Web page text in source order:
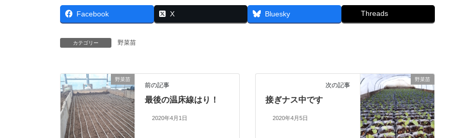
Facebook X Bluesky Threads
カテゴリー 野菜苗
野菜苗
前の記事
最後の温床線はり！
2020年4月1日
野菜苗
次の記事
接ぎナス中です
2020年4月5日